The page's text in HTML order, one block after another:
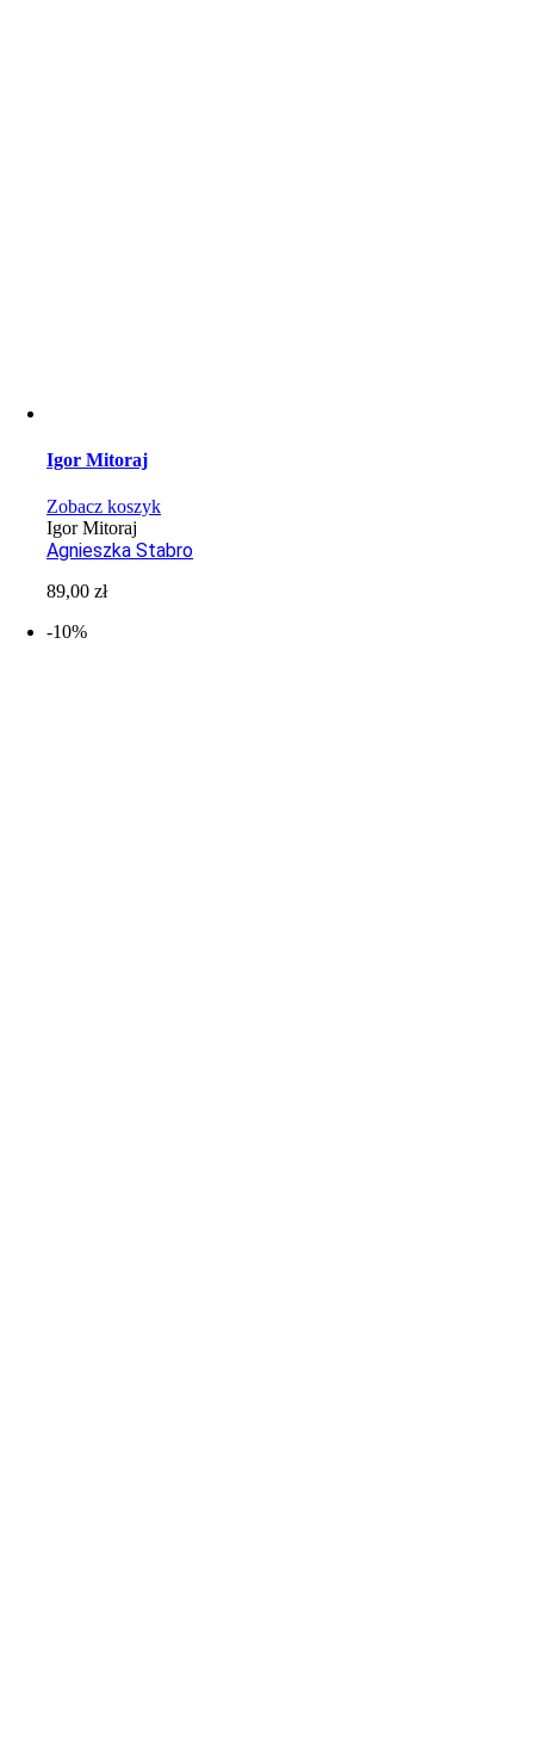
Igor Mitoraj
Zobacz koszyk
Igor Mitoraj
Agnieszka Stabro
89,00zł
-10%